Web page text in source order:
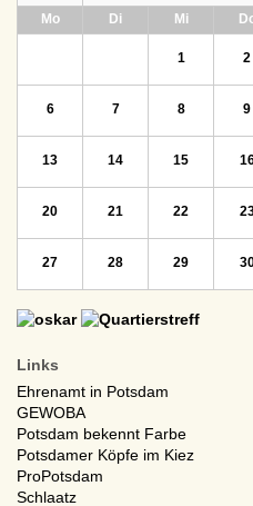
Montag Dienstag Mittwoch
1 2
6 7 8 9
13 14 15
20 21 22
27 28 29
Links
Ehrenamt in Potsdam
GEWOBA
Potsdam bekennt Farbe
Potsdamer Köpfe im Kiez
ProPotsdam
Schlaatz